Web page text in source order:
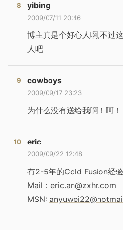
yibing
2009/07/11 20:46
博主真是个好心人啊,不过
人吧
cowboys
2009/09/17 23:23
为什么没有送给我啊！呵！
eric
2009/09/22 12:48
有2-5年的Cold Fusion经
Mail：eric.an@zxhr.com
MSN: